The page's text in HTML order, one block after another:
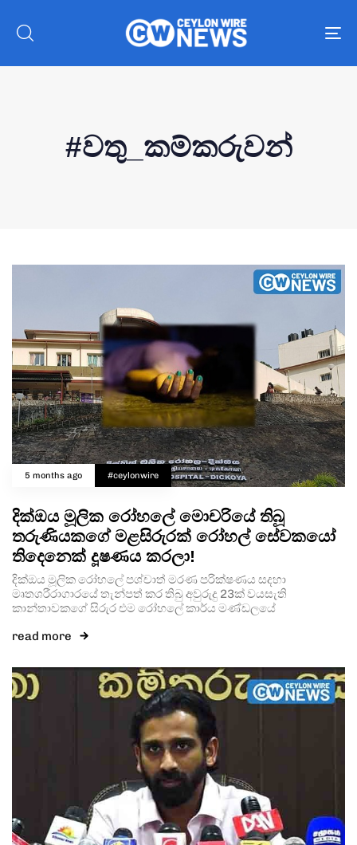
#වතු_කම්කරුවන්
5 months ago #ceylonwire
දික්ඔය මූලික රෝහලේ මොචරියේ තිබූ
තරුණියකගේ මළසිරුරක් රෝහල් සේවකයෝ
තිදෙනෙක් දූෂණය කරලා!
දික්ඔය මූලික රෝහලේ පශ්චාත් මරණ පරික්ෂණය සදහා
මෘතශරීරාගාරයේ තැන්පත් කර තිබු අවුරුදු 23ක් වයසැති
කාන්තාවකගේ සිරුර එම රෝහලේ කාර්ය මණ්ඩලයේ
read more